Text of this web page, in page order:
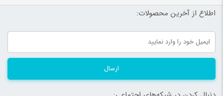
اطلاع از آخرین محصولات:
ارسال